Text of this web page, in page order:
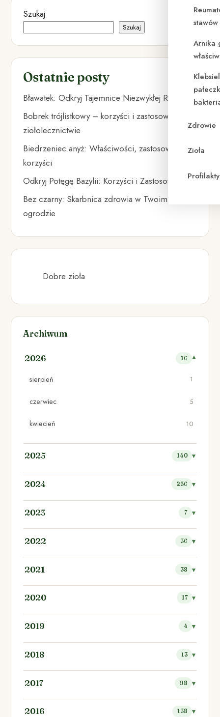
Arnika
Zdrowie
Zioła
Szukaj
Szukaj
Ostatnie posty
Bławatek: Odkryj Tajemnice Niezwykłej Rośliny
Bobrek trójlistkowy – korzyści i zastosowanie w
ziołolecznictwie
Biedrzeniec anyż: Właściwości, zastosowania i
korzyści
Odkryj Potęgę Bazylii: Korzyści i Zastosowania
Bez czarny: Skarbnica zdrowia w Twoim
ogrodzie
Dobre zioła
Archiwum
2026 16
sierpień 1
czerwiec 5
kwiecień 10
2025 140
2024 256
2023 7
2022 36
2021 38
2020 17
2019 4
2018 13
2017 98
2016 138